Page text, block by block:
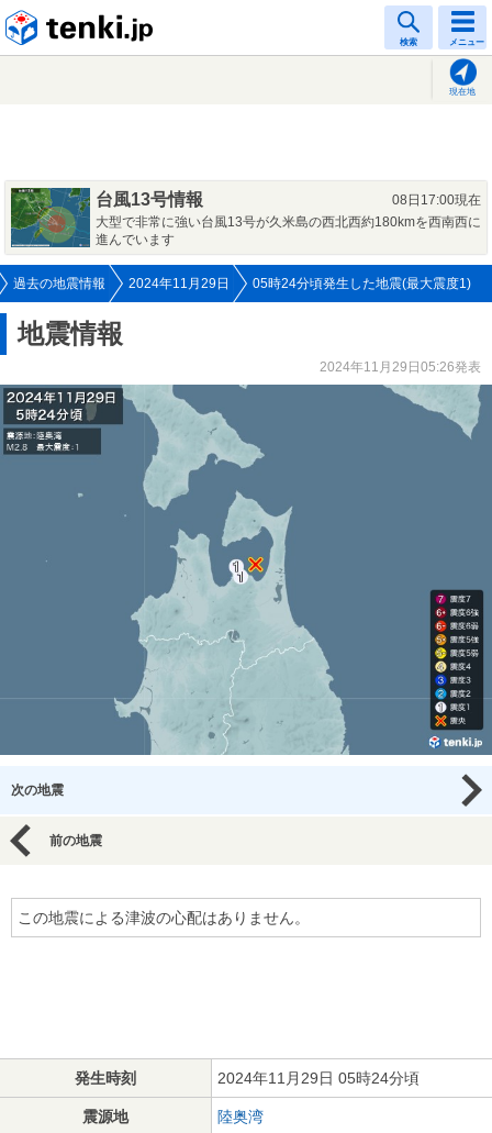
検索 メニュー
現在地
台風13号情報
08日17:00現在
大型で非常に強い台風13号が久米島の西北西約180kmを西南西に
進んでいます
過去の地震情報 2024年11月29日 05時24分頃発生した地震(最大震度1)
地震情報
2024年11月29日05:26発表
次の地震
前の地震
この地震による津波の心配はありません。
発生時刻 2024年11月29日 05時24分頃
震源地 陸奥湾